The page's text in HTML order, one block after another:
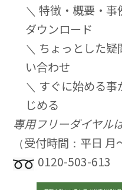
＼ 特徴・概要・事
ダウンロード
＼ ちょっとした疑
い合わせ
＼ すぐに始める事
じめる
専用フリーダイヤル
（受付時間：平日 月
0120-503-613